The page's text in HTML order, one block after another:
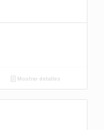
Mostrar detalles